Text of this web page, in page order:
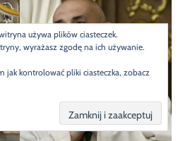
używa plików ciasteczek.
wyrażasz zgodę na ich używanie.
jak kontrolować pliki ciasteczka, zobacz